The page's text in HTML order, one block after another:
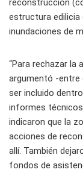
estructura edilicia
inundaciones de
“Para rechazar la
argumentó -entre
ser incluido
informes
indicaron que la
acciones de
allí. También
fondos de